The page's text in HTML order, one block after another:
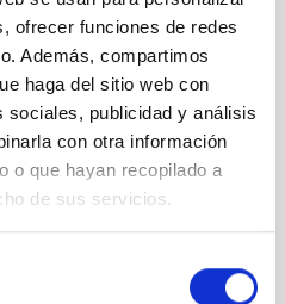
ofrecer funciones de redes
Además, compartimos
haga del sitio web con
sociales, publicidad y análisis
con otra información
o que hayan recopilado a
de sus servicios.